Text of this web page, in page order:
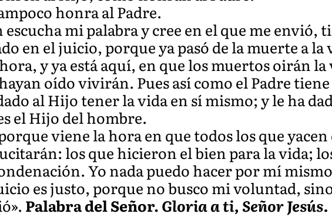
honra al Padre.
mi palabra y cree en el que me envió,
en el juicio, porque ya pasó de la muerte a la
y ya está aquí, en que los muertos oirán la
oído vivirán. Pues así como el Padre
al Hijo tener la vida en sí mismo; y le ha
el Hijo del hombre.
viene la hora en que todos los que yacen
los que hicieron el bien para la vida;
Yo nada puedo hacer por mí
es justo, porque no busco mi voluntad,
Palabra del Señor.Gloria a ti, Señor Jesús.